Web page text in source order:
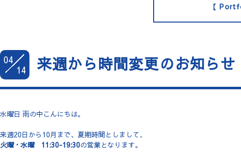
【
04
14
来週から時間変更のお知らせ
水曜日 雨の中こんにちは。
来週20日から10月まで、夏期時間としまして、
火曜・水曜 11:30-19:30の営業となります。